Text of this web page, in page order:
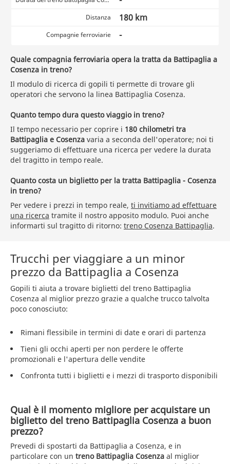
Distanza 180 km
Compagnie ferroviarie -
Quale compagnia ferroviaria opera la tratta da Battipaglia a
Cosenza in treno?
Il modulo di ricerca di gopili ti permette di trovare gli
operatori che servono la linea Battipaglia Cosenza.
Quanto tempo dura questo viaggio in treno?
Il tempo necessario per coprire i 180 chilometri tra
Battipaglia e Cosenza varia a seconda dell'operatore; noi ti
suggeriamo di effettuare una ricerca per vedere la durata
del tragitto in tempo reale.
Quanto costa un biglietto per la tratta Battipaglia - Cosenza
in treno?
Per vedere i prezzi in tempo reale, ti invitiamo ad effettuare
una ricerca tramite il nostro apposito modulo. Puoi anche
informarti sul tragitto di ritorno: treno Cosenza Battipaglia.
Trucchi per viaggiare a un minor
prezzo da Battipaglia a Cosenza
Gopili ti aiuta a trovare biglietti del treno Battipaglia
Cosenza al miglior prezzo grazie a qualche trucco talvolta
poco conosciuto:
Rimani flessibile in termini di date e orari di partenza
Tieni gli occhi aperti per non perdere le offerte
promozionali e l'apertura delle vendite
Confronta tutti i biglietti e i mezzi di trasporto disponibili
Qual è il momento migliore per acquistare un
biglietto del treno Battipaglia Cosenza a buon
prezzo?
Prevedi di spostarti da Battipaglia a Cosenza, e in
particolare con un treno Battipaglia Cosenza al miglior